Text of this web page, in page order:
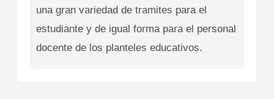
una gran variedad de tramites para el
estudiante y de igual forma para el personal
docente de los planteles educativos.